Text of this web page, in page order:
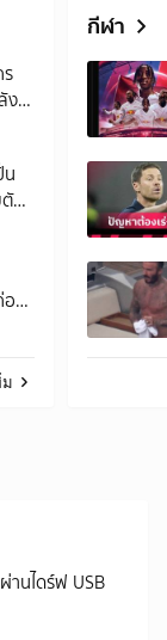
ง
น
ว
อน
ม
กีฬา
านไดร์ฟ USB